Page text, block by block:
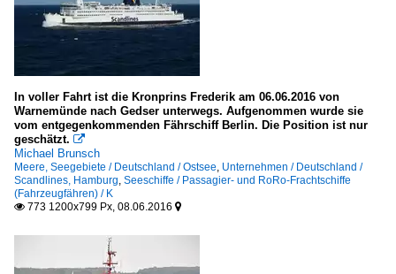
In voller Fahrt ist die Kronprins Frederik am 06.06.2016 von
Warnemünde nach Gedser unterwegs. Aufgenommen wurde sie
vom entgegenkommenden Fährschiff Berlin. Die Position ist nur
geschätzt. 
Michael Brunsch
Meere, Seegebiete / Deutschland / Ostsee, Unternehmen / Deutschland /
Scandlines, Hamburg, Seeschiffe / Passagier- und RoRo-Frachtschiffe
(Fahrzeugfähren) / K
 773 1200x799 Px, 08.06.2016 